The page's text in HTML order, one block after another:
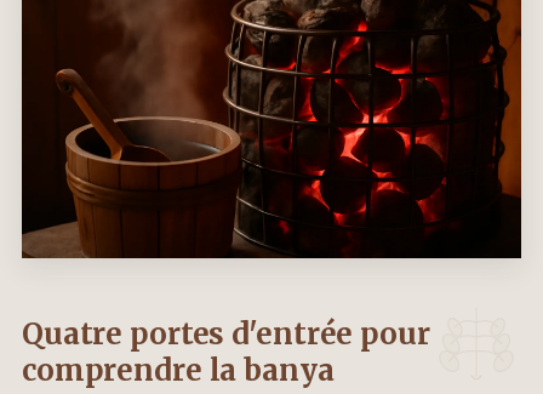
Quatre portes d'entrée pour
comprendre la banya